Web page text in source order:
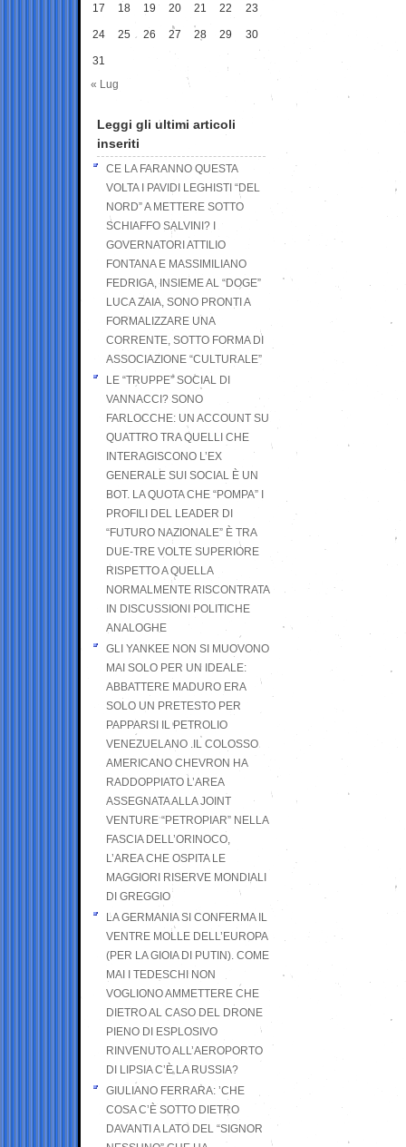
17 18 19 20 21 22 23
24 25 26 27 28 29 30
31
« Lug
Leggi gli ultimi articoli
inseriti
CE LA FARANNO QUESTA
VOLTA I PAVIDI LEGHISTI “DEL
NORD” A METTERE SOTTO
SCHIAFFO SALVINI? I
GOVERNATORI ATTILIO
FONTANA E MASSIMILIANO
FEDRIGA, INSIEME AL “DOGE”
LUCA ZAIA, SONO PRONTI A
FORMALIZZARE UNA
CORRENTE, SOTTO FORMA DI
ASSOCIAZIONE “CULTURALE”
LE “TRUPPE” SOCIAL DI
VANNACCI? SONO
FARLOCCHE: UN ACCOUNT SU
QUATTRO TRA QUELLI CHE
INTERAGISCONO L’EX
GENERALE SUI SOCIAL È UN
BOT. LA QUOTA CHE “POMPA” I
PROFILI DEL LEADER DI
“FUTURO NAZIONALE” È TRA
DUE-TRE VOLTE SUPERIORE
RISPETTO A QUELLA
NORMALMENTE RISCONTRATA
IN DISCUSSIONI POLITICHE
ANALOGHE
GLI YANKEE NON SI MUOVONO
MAI SOLO PER UN IDEALE:
ABBATTERE MADURO ERA
SOLO UN PRETESTO PER
PAPPARSI IL PETROLIO
VENEZUELANO .IL COLOSSO
AMERICANO CHEVRON HA
RADDOPPIATO L’AREA
ASSEGNATA ALLA JOINT
VENTURE “PETROPIAR” NELLA
FASCIA DELL’ORINOCO,
L’AREA CHE OSPITA LE
MAGGIORI RISERVE MONDIALI
DI GREGGIO
LA GERMANIA SI CONFERMA IL
VENTRE MOLLE DELL’EUROPA
(PER LA GIOIA DI PUTIN). COME
MAI I TEDESCHI NON
VOGLIONO AMMETTERE CHE
DIETRO AL CASO DEL DRONE
PIENO DI ESPLOSIVO
RINVENUTO ALL’AEROPORTO
DI LIPSIA C’È LA RUSSIA?
GIULIANO FERRARA: ’CHE
COSA C’È SOTTO DIETRO
DAVANTI A LATO DEL “SIGNOR